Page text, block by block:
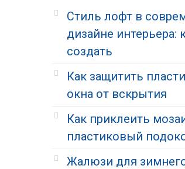
Стиль лофт в
дизайне интерьера:
создать
Как защитить
окна от вскрытия
Как приклеить
пластиковый
Жалюзи для